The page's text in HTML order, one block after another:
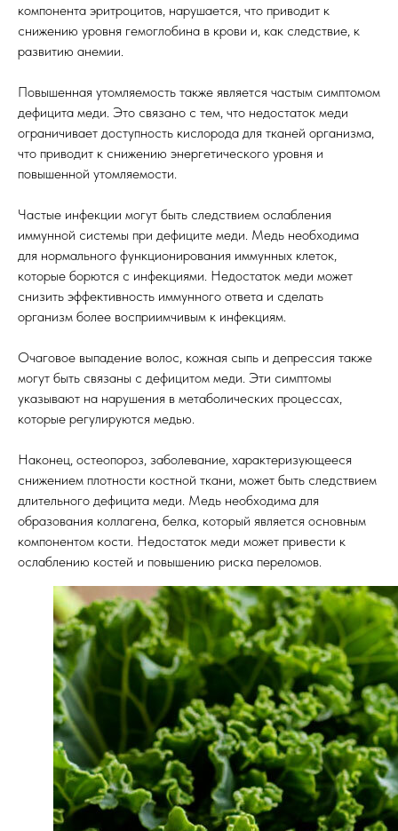
компонента эритроцитов, нарушается, что приводит к
снижению уровня гемоглобина в крови и, как следствие, к
развитию анемии.
Повышенная утомляемость также является частым симптомом
дефицита меди. Это связано с тем, что недостаток меди
ограничивает доступность кислорода для тканей организма,
что приводит к снижению энергетического уровня и
повышенной утомляемости.
Частые инфекции могут быть следствием ослабления
иммунной системы при дефиците меди. Медь необходима
для нормального функционирования иммунных клеток,
которые борются с инфекциями. Недостаток меди может
снизить эффективность иммунного ответа и сделать
организм более восприимчивым к инфекциям.
Очаговое выпадение волос, кожная сыпь и депрессия также
могут быть связаны с дефицитом меди. Эти симптомы
указывают на нарушения в метаболических процессах,
которые регулируются медью.
Наконец, остеопороз, заболевание, характеризующееся
снижением плотности костной ткани, может быть следствием
длительного дефицита меди. Медь необходима для
образования коллагена, белка, который является основным
компонентом кости. Недостаток меди может привести к
ослаблению костей и повышению риска переломов.